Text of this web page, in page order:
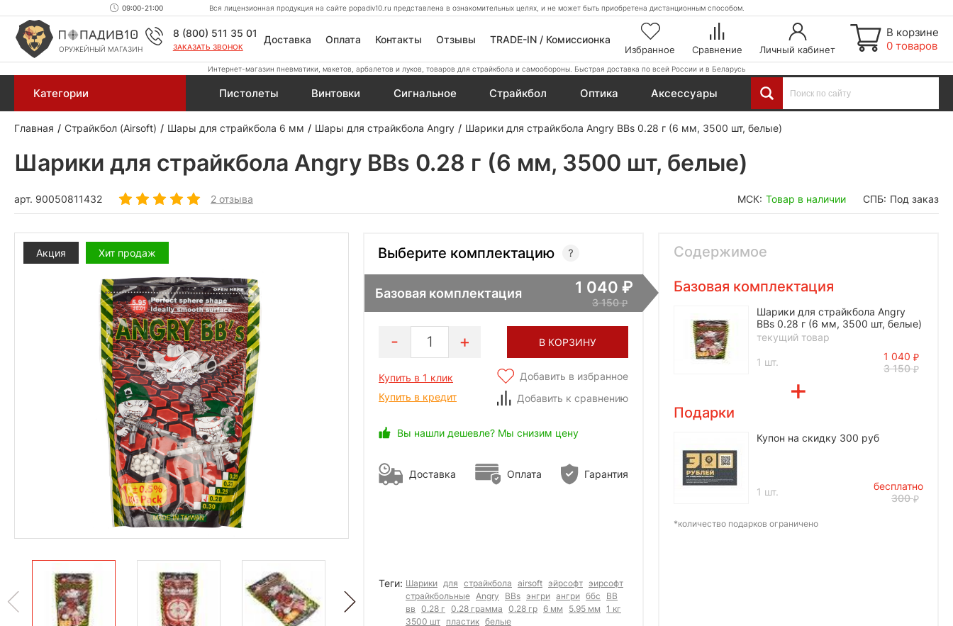
09:00-21:00 Вся лицензионная продукция на сайте popadiv10.ru представлена в ознакомительных целях, и не может быть приобретена дистанционным способом.
ОРУЖЕЙНЫЙ МАГАЗИН
8 (800) 511 35 01
ЗАКАЗАТЬ ЗВОНОК
Доставка Оплата Контакты Отзывы TRADE-IN / Комиссионка
Избранное Сравнение Личный кабинет
В корзине
0 товаров
Интернет-магазин пневматики, макетов, арбалетов и луков, товаров для страйкбола и самообороны. Быстрая доставка по всей России и в Беларусь
Категории Пистолеты Винтовки Сигнальное Страйкбол Оптика Аксессуары
Главная Страйкбол (Airsoft) Шары для страйкбола 6 мм Шары для страйкбола Angry Шарики для страйкбола Angry BBs 0.28 г (6 мм, 3500 шт, белые)
Шарики для страйкбола Angry BBs 0.28 г (6 мм, 3500 шт, белые)
арт. 90050811432 2 отзыва МСК: Товар в наличии СПБ: Под заказ
Акция Хит продаж Выберите комплектацию
Базовая комплектация 1 040
3 150
1 В КОРЗИНУ
Купить в 1 клик
Купить в кредит
Добавить в избранное
Добавить к сравнению
Вы нашли дешевле? Мы снизим цену
Доставка Оплата Гарантия
Теги: Шарики для страйкбола airsoft эйрсофт эирсофт
страйкбольные Angry BBs энгри ангри ббс
BB
вв 0.28 г 0.28 грамма 0.28 гр 6 мм 5.95 мм 1 кг
3500 шт пластик белые
Содержимое
Базовая комплектация
Шарики для страйкбола Angry
BBs 0.28 г (6 мм, 3500 шт, белые)
текущий товар
1 шт.
1 040
3 150
Подарки
Купон на скидку 300 руб
1 шт.
бесплатно
300
*количество подарков ограничено